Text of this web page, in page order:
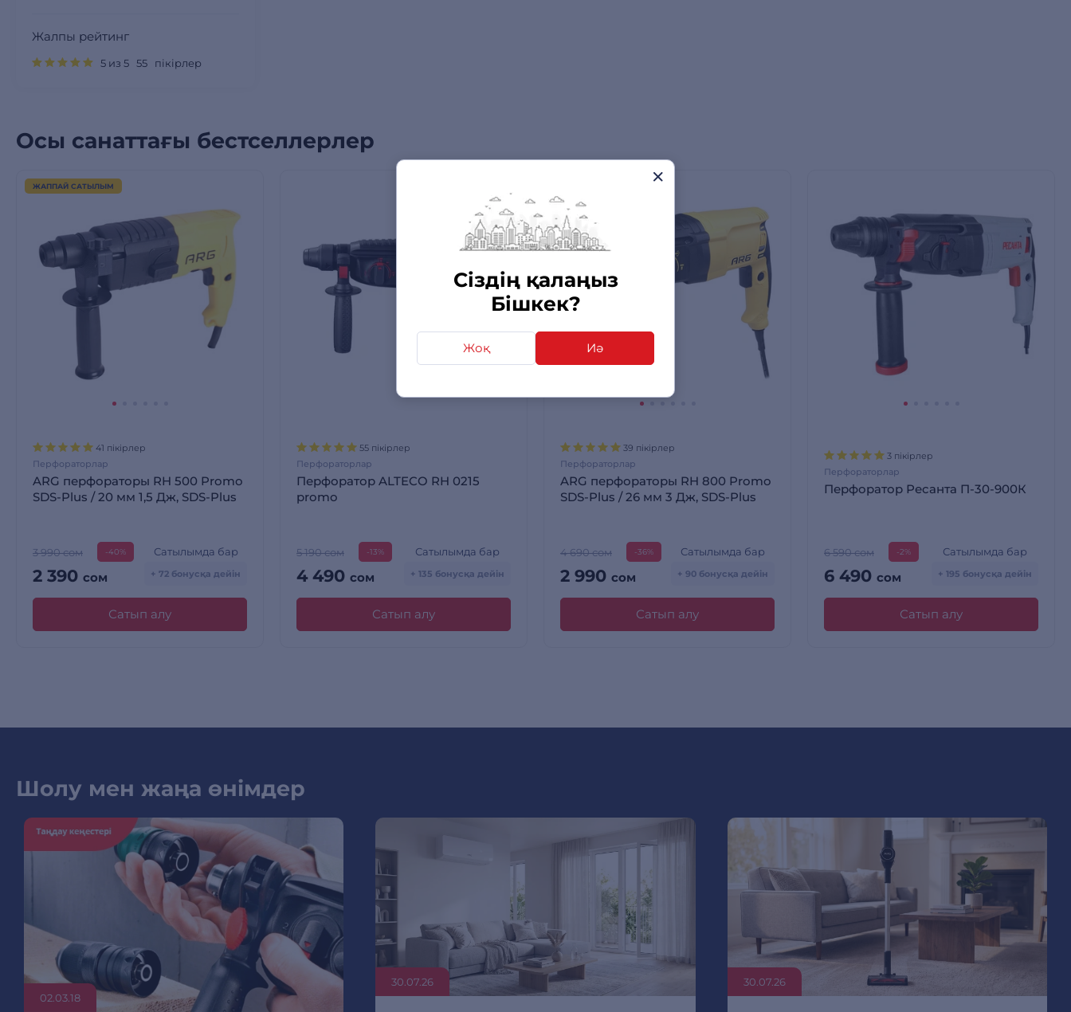
Сіздің қалаңыз
Бішкек?
Жоқ Иә
Жалпы рейтинг
5 из 5 55 пікірлер
Осы санаттағы бестселлерлер
ЖАППАЙ САТЫЛЫМ
41 пікірлер
Перфораторлар
ARG перфораторы RH 500 Promo
SDS-Plus / 20 мм 1,5 Дж, SDS-Plus
3 990 сом -40%
2 390 сом
Сатылымда бар
+ 72 бонусқа дейін
Сатып алу
55 пікірлер
Перфораторлар
Перфоратор ALTECO RH 0215
promo
5 190 сом -13%
4 490 сом
Сатылымда бар
+ 135 бонусқа дейін
Сатып алу
39 пікірлер
Перфораторлар
ARG перфораторы RH 800 Promo
SDS-Plus / 26 мм 3 Дж, SDS-Plus
4 690 сом -36%
2 990 сом
Сатылымда бар
+ 90 бонусқа дейін
Сатып алу
3 пікірлер
Перфораторлар
Перфоратор Ресанта П-30-900К
6 590 сом -2%
6 490 сом
Сатылымда бар
+ 195 бонусқа дейін
Сатып алу
Шолу мен жаңа өнімдер
02.03.18
30.07.26 30.07.26